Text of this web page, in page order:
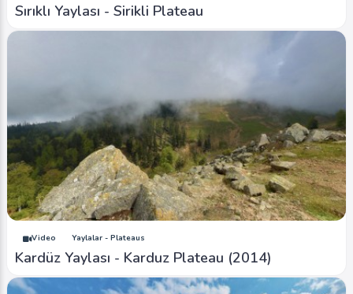
Sırıklı Yaylası - Sirikli Plateau
Video Yaylalar - Plateaus
Kardüz Yaylası - Karduz Plateau (2014)